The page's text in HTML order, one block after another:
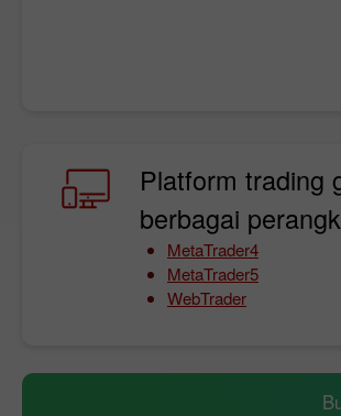
Platform trading
berbagai
MetaTrader4
MetaTrader5
WebTrader